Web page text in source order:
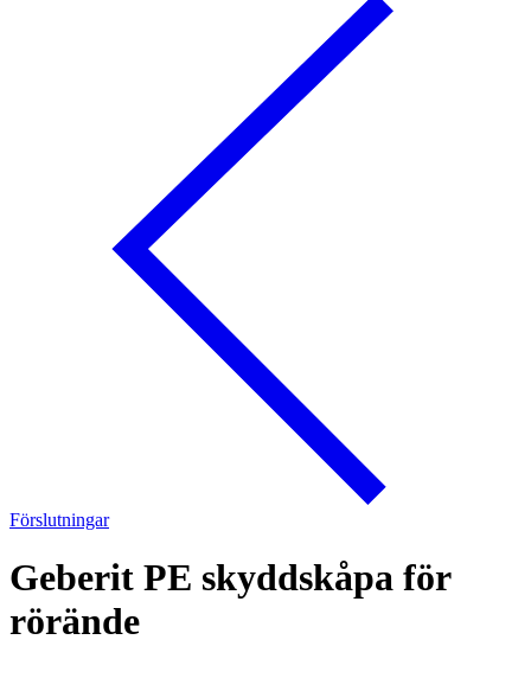
Förslutningar
Geberit PE skyddskåpa för
rörände